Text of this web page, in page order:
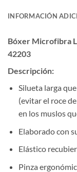
INFORMACIÓN
Bóxer Microfibra
42203
Descripción:
Silueta larga
(evitar el roce
en los muslos
Elaborado con
Elástico
Pinza